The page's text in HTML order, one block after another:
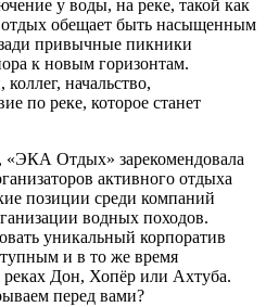
у воды, на реке, такой как
обещает быть насыщенным
привычные пикники
к новым горизонтам.
начальство,
по реке, которое станет
«ЭКА Отдых» зарекомендовала
активного отдыха
позиции среди компаний
водных походов.
уникальный корпоратив
и в то же время
Дон, Хопёр или Ахтуба.
перед вами?